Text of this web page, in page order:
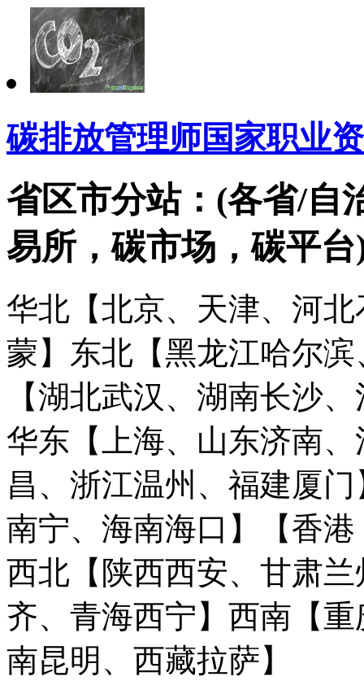
碳排放管理师国家职业
省区市分站：(各省/自
易所，碳市场，碳平台
华北【北京、天津、河
蒙】 东北【黑龙江哈尔
【湖北武汉、湖南长沙
华东【上海、山东济南
昌、浙江温州、福建厦门
南宁、海南海口】
【香
西北【陕西西安、甘肃
齐、青海西宁】 西南【
南昆明、西藏拉萨】